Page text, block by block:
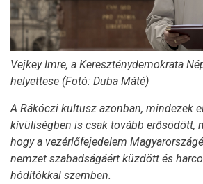
Vejkey Imre, a Kereszténydemokrata
helyettese (Fotó: Duba Máté)
A Rákóczi kultusz azonban, mindezek
kívüliségben is csak tovább erősödött,
hogy a vezérlőfejedelem
nemzet szabadságáért küzdött és
hódítókkal szemben.